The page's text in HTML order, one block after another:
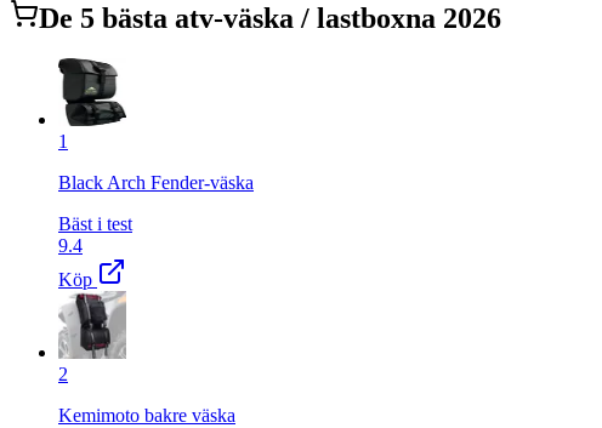
De 5 bästa atv-väska / lastboxna 2026
1
Black Arch Fender-väska
Bäst i test
9.4
Köp
2
Kemimoto bakre väska